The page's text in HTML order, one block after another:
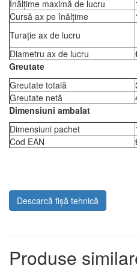
Înălțime maximă de lucru
Cursă ax pe înălțime
Turație ax de lucru
Diametru ax de lucru
Greutate
Greutate totală
Greutate netă
Dimensiuni ambalat
Dimensiuni pachet
Cod EAN
Descarcă fișă tehnică
Produse